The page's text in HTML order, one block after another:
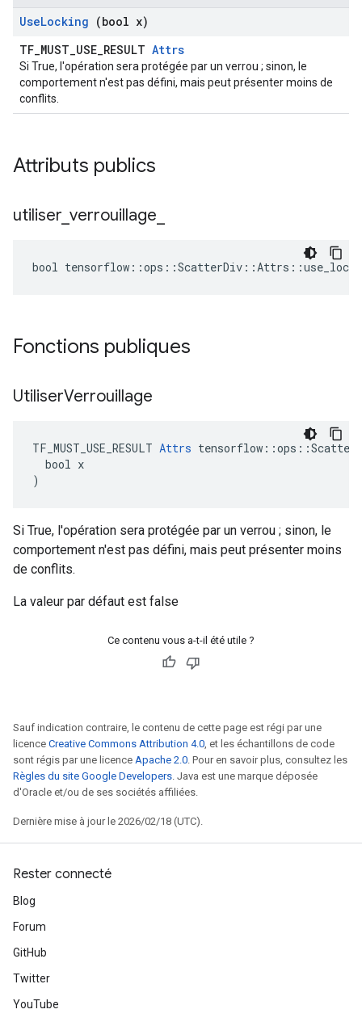
UseLocking (bool x)
TF_MUST_USE_RESULT Attrs
Si True, l'opération sera protégée par un verrou ; sinon, le
comportement n'est pas défini, mais peut présenter moins de
conflits.
Attributs publics
utiliser verrouillage
bool
Fonctions publiques
UtiliserVerrouillage
TF_MUST_USE_RESULT Attrs
  bool x
)
Si True, l'opération sera protégée par un verrou ; sinon, le
comportement n'est pas défini, mais peut présenter moins
de conflits.
La valeur par défaut est false
Ce contenu vous a-t-il été utile ?
Sauf indication contraire, le contenu de cette page est régi par une
licence Creative Commons Attribution 4.0, et les échantillons de code
sont régis par une licence Apache 2.0. Pour en savoir plus, consultez les
Règles du site Google Developers. Java est une marque déposée
d'Oracle et/ou de ses sociétés affiliées.
Dernière mise à jour le 2026/02/18 (UTC).
Rester connecté
Blog
Forum
GitHub
Twitter
YouTube